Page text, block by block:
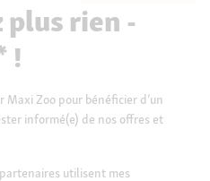
plus rien -
!
Zoo pour bénéficier d’un
informé(e) de nos offres et
partenaires utilisent mes